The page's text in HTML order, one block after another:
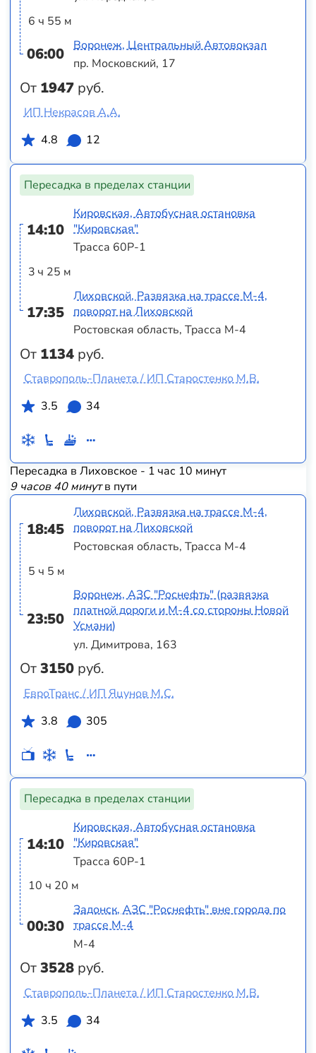
6 ч 55 м
06:00
От 1947 руб.
Воронеж, Центральный Автовокзал
пр. Московский, 17
ИП Некрасов А.А.
4.8
12
Пересадка в пределах станции
14:10
3 ч 25 м
17:35
От 1134 руб.
Кировская, Автобусная остановка
"Кировская"
Трасса 60Р-1
Лиховской, Развязка на трассе М-4,
поворот на Лиховской
Ростовская область, Трасса М-4
Ставрополь-Планета / ИП Старостенко М.В.
3.5
34
Пересадка в Лиховское - 1 час 10 минут
9 часов 40 минутв пути
18:45
5 ч 5 м
23:50
От3150 руб.
Лиховской, Развязка на трассе М-4,
поворот на Лиховской
Ростовская область, Трасса М-4
Воронеж, АЗС "Роснефть" (развязка
платной дороги и М-4 со стороны Новой
Усмани)
ул. Димитрова, 163
ЕвроТранс / ИП Яцунов М.С.
3.8
305
Пересадка в пределах станции
14:10
10 ч 20 м
00:30
От3528 руб.
Кировская, Автобусная остановка
"Кировская"
Трасса 60Р-1
Задонск, АЗС "Роснефть" вне города по
трассе М-4
М-4
Ставрополь-Планета / ИП Старостенко М.В.
3.5
34